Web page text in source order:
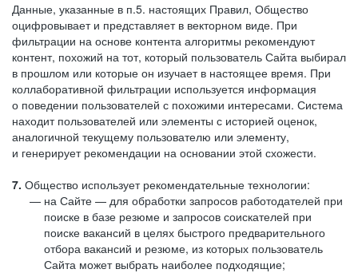
Данные, указанные в п.5. настоящих Правил, Общество
оцифровывает и представляет в векторном виде. При
фильтрации на основе контента алгоритмы рекомендуют
контент, похожий на тот, который пользователь Сайта выбирал
в прошлом или которые он изучает в настоящее время. При
коллаборативной фильтрации используется информация
о поведении пользователей с похожими интересами. Система
находит пользователей или элементы с историей оценок,
аналогичной текущему пользователю или элементу,
и генерирует рекомендации на основании этой схожести.
7. Общество использует рекомендательные технологии:
на Сайте — для обработки запросов работодателей при
поиске в базе резюме и запросов соискателей при
поиске вакансий в целях быстрого предварительного
отбора вакансий и резюме, из которых пользователь
Сайта может выбрать наиболее подходящие;